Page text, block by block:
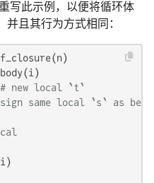
写此示例，以便将循环体
且其行为方式相同：
# new local `t`
same local `s` as